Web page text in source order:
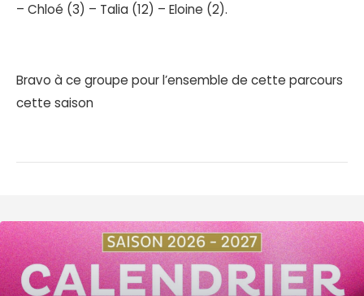
– Chloé (3) – Talia (12) – Eloine (2).
Bravo à ce groupe pour l’ensemble de cette parcours
cette saison